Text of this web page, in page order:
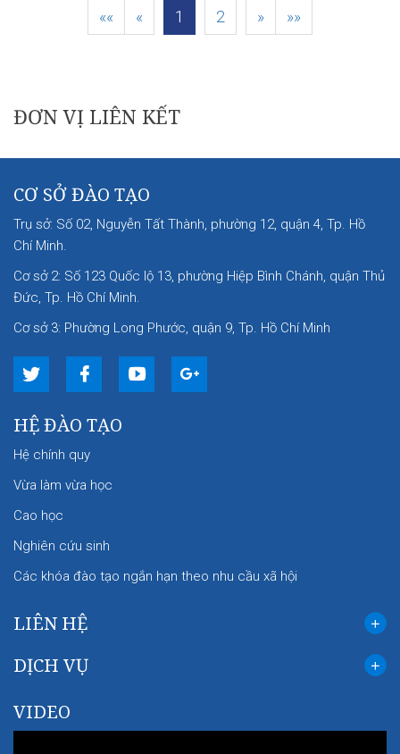
«« « 1 2 » »»
ĐƠN VỊ LIÊN KẾT
CƠ SỞ ĐÀO TẠO
Trụ sở: Số 02, Nguyễn Tất Thành, phường 12, quận 4, Tp. Hồ
Chí Minh.
Cơ sở 2: Số 123 Quốc lộ 13, phường Hiệp Bình Chánh, quận Thủ
Đức, Tp. Hồ Chí Minh.
Cơ sở 3: Phường Long Phước, quận 9, Tp. Hồ Chí Minh
HỆ ĐÀO TẠO
Hệ chính quy
Vừa làm vừa học
Cao học
Nghiên cứu sinh
Các khóa đào tạo ngắn hạn theo nhu cầu xã hội
LIÊN HỆ
DỊCH VỤ
VIDEO